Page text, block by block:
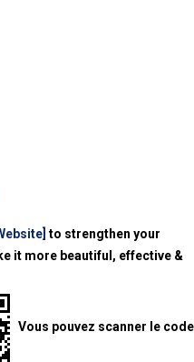
to strengthen your
it more beautiful, effective &
Vous pouvez scanner le code